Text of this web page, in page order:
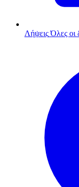
Λήψεις Όλες οι